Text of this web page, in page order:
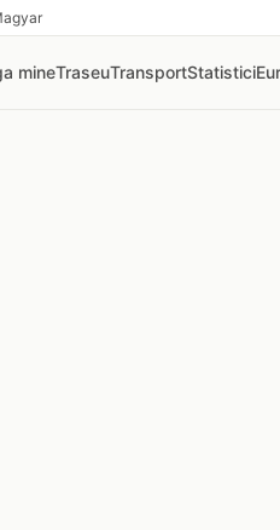
mineTraseuTransportStatistici